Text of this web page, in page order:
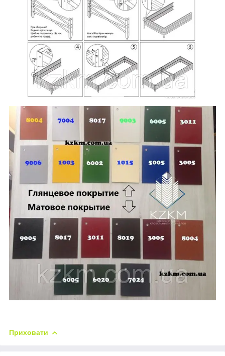
Приховати